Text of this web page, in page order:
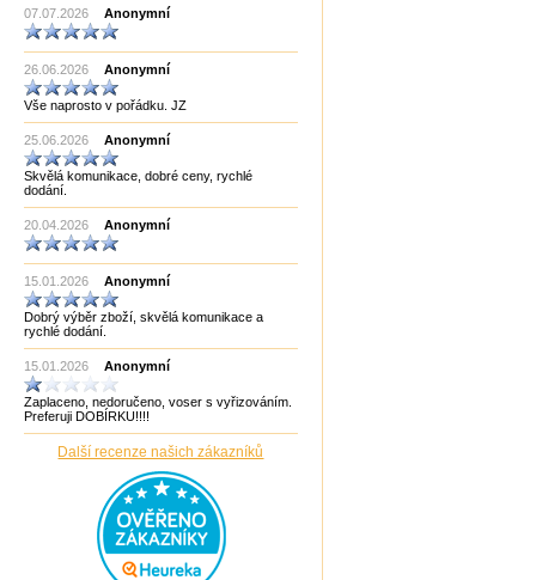
Made in China
Made in EU
Made in India CHOPRA
Made in Taiwan
Manopoulos
MF3
mf8
MoYu
Německo
Německo Bartl
Německo HCM
New Pelikan
Old Pelikan
Out of the blue
Philos
Piatnik
Puzzle Master Kanada
QiYi
RADEMIC
Recent Toys
Robetoy
Robetoy,Bartl
Rubiks
Rumunsko
ShengShou)
Sonic Games
Speedstack USA
07.07.2026 Anonymní
26.06.2026 Anonymní
Vše naprosto v pořádku. JZ
25.06.2026 Anonymní
Skvělá komunikace, dobré ceny, rychlé
dodání.
20.04.2026 Anonymní
15.01.2026 Anonymní
Dobrý výběr zboží, skvělá komunikace a
rychlé dodání.
15.01.2026 Anonymní
Zaplaceno, nedoručeno, voser s vyřizováním.
Preferuji DOBÍRKU!!!!
Další recenze našich zákazníků